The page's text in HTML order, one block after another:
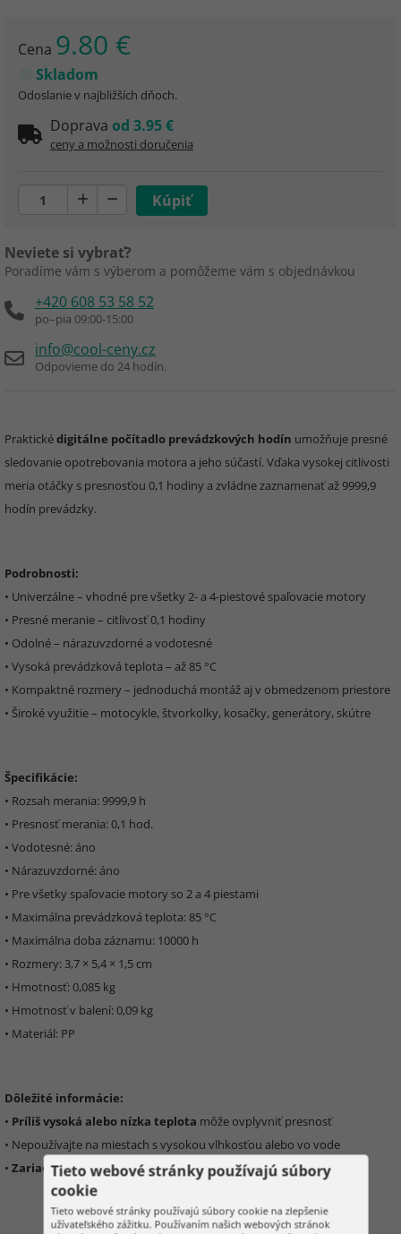
Cena 9.80 €
Skladom
Odoslanie v najbližších dňoch.
Doprava od 3.95 €
ceny a možnosti doručenia
Neviete si vybrať?
Poradíme vám s výberom a pomôžeme vám s objednávkou
+420 608 53 58 52
po–pia 09:00-15:00
info@cool-ceny.cz
Odpovieme do 24 hodín.
Praktickédigitálne počítadlo prevádzkových hodín umožňuje presné
sledovanie opotrebovania motora a jeho súčastí. Vďaka vysokej citlivosti
meria otáčky s presnosťou 0,1 hodiny a zvládne zaznamenať až 9999,9
hodín prevádzky.
Podrobnosti:
• Univerzálne – vhodné pre všetky 2- a 4-piestové spaľovacie motory
• Presné meranie – citlivosť 0,1 hodiny
• Odolné – nárazuvzdorné a vodotesné
• Vysoká prevádzková teplota – až 85 °C
• Kompaktné rozmery – jednoduchá montáž aj v obmedzenom priestore
• Široké využitie – motocykle, štvorkolky, kosačky, generátory, skútre
Špecifikácie:
• Rozsah merania: 9999,9 h
• Presnosť merania: 0,1 hod.
• Vodotesné: áno
• Nárazuvzdorné: áno
• Pre všetky spaľovacie motory so 2 a 4 piestami
• Maximálna prevádzková teplota: 85 °C
• Maximálna doba záznamu: 10000 h
• Rozmery: 3,7 × 5,4 × 1,5 cm
• Hmotnosť: 0,085 kg
• Hmotnosť v balení: 0,09 kg
• Materiál: PP
Dôležité informácie:
• Príliš vysoká alebo nízka teplota môže ovplyvniť presnosť
• Nepoužívajte na miestach s vysokou vlhkosťou alebo vo vode
• Zariadenie neupravujte
Tieto webové stránky používajú súbory
cookie
Tieto webové stránky používajú súbory cookie na zlepšenie
užívateľského zážitku. Používaním našich webových stránok